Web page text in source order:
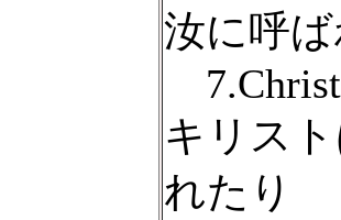
汝に呼
7.Christ
キリス
れたり